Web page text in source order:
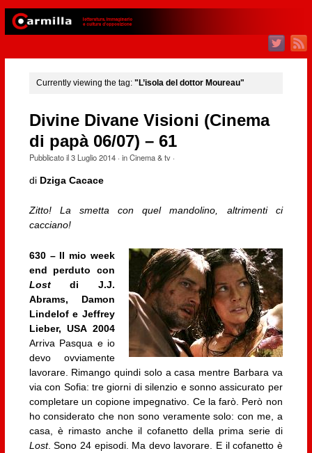
Currently viewing the tag: "L’isola del dottor Moureau"
Divine Divane Visioni (Cinema
di papà 06/07) – 61
Pubblicato il3 Luglio 2014· inCinema & tv·
di Dziga Cacace
Zitto! La smetta con quel mandolino, altrimenti ci
cacciano!
630 – Il mio week
end perduto con
Lostdi J.J.
Abrams, Damon
Lindelof e Jeffrey
Lieber, USA 2004
Arriva Pasqua e io
devo ovviamente
lavorare. Rimango quindi solo a casa mentre Barbara va
via con Sofia: tre giorni di silenzio e sonno assicurato per
completare un copione impegnativo. Ce la farò. Però non
ho considerato che non sono veramente solo: con me, a
casa, è rimasto anche il cofanetto della prima serie di
Lost. Sono 24 episodi. Ma devo lavorare. E il cofanetto è